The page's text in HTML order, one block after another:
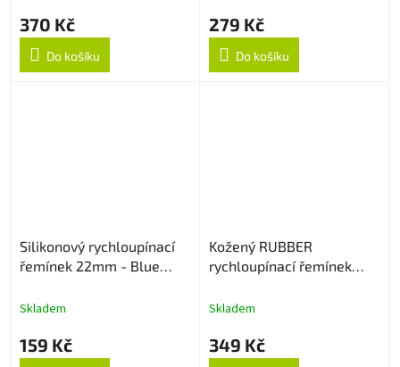
370 Kč
Do košíku
279 Kč
Do košíku
Silikonový rychloupínací
řemínek 22mm - Blue
Skladem
159 Kč
Kožený RUBBER
rychloupínací řemínek
Skladem
349 Kč